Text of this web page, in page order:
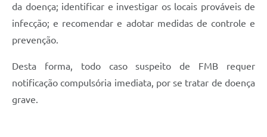
da doença; identificar e investigar os locais prováveis de
infecção; e recomendar e adotar medidas de controle e
prevenção.
Desta forma, todo caso suspeito de FMB requer
notificação compulsória imediata, por se tratar de doença
grave.